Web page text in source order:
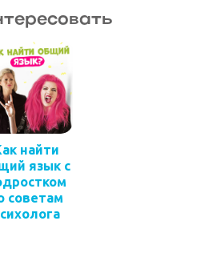
найти
язык с
советам